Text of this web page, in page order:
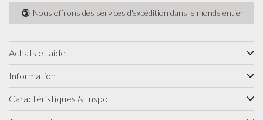
Nous offrons des services d'expédition dans le monde entier
Achats et aide
Information
Caractéristiques & Inspo